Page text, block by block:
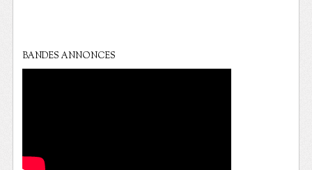
BANDES ANNONCES